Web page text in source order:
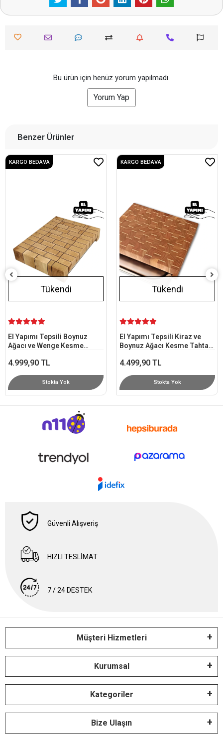
Bu ürün için henüz yorum yapılmadı.
Yorum Yap
Benzer Ürünler
KARGO BEDAVA
Tükendi
El Yapımı Tepsili Kiraz ve
Boynuz Ağacı Kesme Tahtası
4.499,90 TL
Stokta Yok
KARGO BEDAVA
Tükendi
El Yapımı Tepsili Meşe
Kesme Tahtası 29,5x38 cm -
4.249,90 TL
Stokta Yok
Güvenli Alışveriş
HIZLI TESLİMAT
7 / 24 DESTEK
Müşteri Hizmetleri
Kurumsal
Kategoriler
Bize Ulaşın